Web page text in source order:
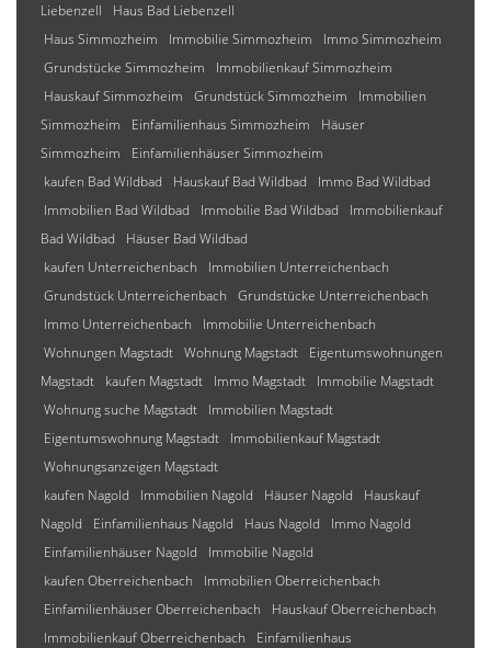
Liebenzell
Haus Bad Liebenzell
Haus Simmozheim
Immobilie Simmozheim
Immo Simmozheim
Grundstücke Simmozheim
Immobilienkauf Simmozheim
Hauskauf Simmozheim
Grundstück Simmozheim
Immobilien
Simmozheim
Einfamilienhaus Simmozheim
Häuser
Simmozheim
Einfamilienhäuser Simmozheim
kaufen Bad Wildbad
Hauskauf Bad Wildbad
Immo Bad Wildbad
Immobilien Bad Wildbad
Immobilie Bad Wildbad
Immobilienkauf
Bad Wildbad
Häuser Bad Wildbad
kaufen Unterreichenbach
Immobilien Unterreichenbach
Grundstück Unterreichenbach
Grundstücke Unterreichenbach
Immo Unterreichenbach
Immobilie Unterreichenbach
Wohnungen Magstadt Wohnung Magstadt
Eigentumswohnungen
Magstadt
kaufen Magstadt Immo Magstadt
Immobilie Magstadt
Wohnung suche Magstadt
Immobilien Magstadt
Eigentumswohnung Magstadt
Immobilienkauf Magstadt
Wohnungsanzeigen Magstadt
kaufen Nagold
Immobilien Nagold Häuser Nagold
Hauskauf
Nagold
Einfamilienhaus Nagold Haus Nagold
Immo Nagold
Einfamilienhäuser Nagold
Immobilie Nagold
kaufen Oberreichenbach
Immobilien Oberreichenbach
Einfamilienhäuser Oberreichenbach
Hauskauf Oberreichenbach
Immobilienkauf Oberreichenbach
Einfamilienhaus